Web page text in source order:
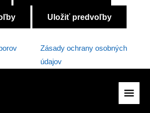
Uložiť predvoľby
Zásady ochrany osobných
údajov